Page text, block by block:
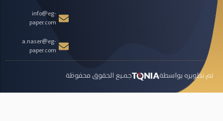
info@eg-
paper.com
a.naser@eg-
paper.com
تم تطويره بواسطة جميع الحقوق محفوظة